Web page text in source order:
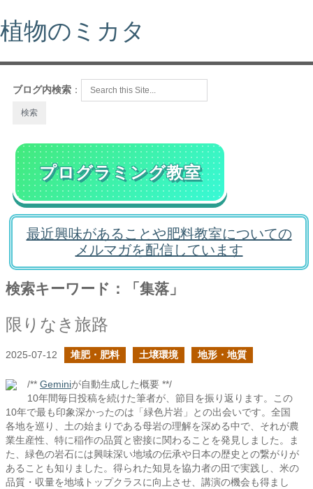
植物のミカタ
ブログ内検索 ：
プログラミング教室
最近興味があることや肥料教室についての
メルマガを配信しています
検索キーワード：「集落」
限りなき旅路
2025-07-12 堆肥・肥料 土壌環境 地形・地質
/** Geminiが自動生成した概要 **/
10年間毎日投稿を続けた筆者が、節目を振り返ります。この
10年で最も印象深かったのは「緑色片岩」との出会いです。全国
各地を巡り、土の始まりである母岩の理解を深める中で、それが農
業生産性、特に稲作の品質と密接に関わることを発見しました。ま
た、緑色の岩石には興味深い地域の伝承や日本の歴史との繋がりが
あることも知りました。得られた知見を協力者の田で実践し、米の
品質・収量を地域トップクラスに向上させ、講演の機会も得まし